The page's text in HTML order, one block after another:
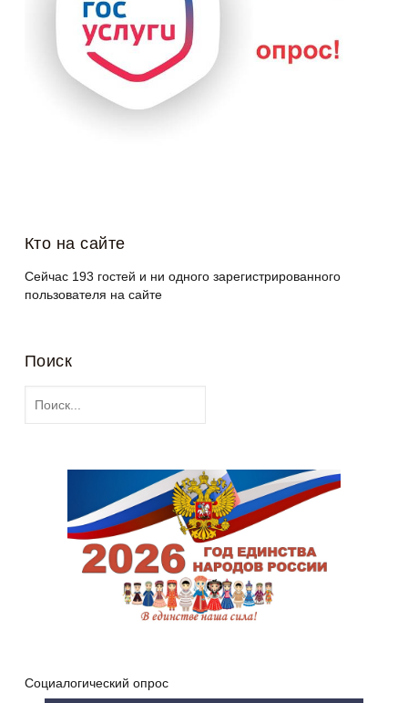
Кто на сайте
Сейчас 193 гостей и ни одного зарегистрированного
пользователя на сайте
Поиск
Социалогический опрос